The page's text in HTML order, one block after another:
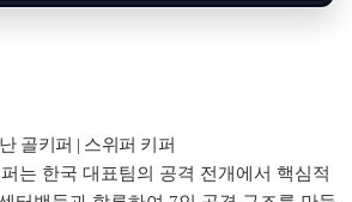
골키퍼 | 스위퍼 키퍼
는 한국 대표팀의 공격 전개에서 핵심적